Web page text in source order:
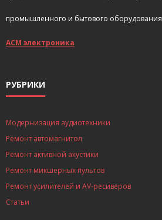
промышленного и бытового оборудования
АСМ электроника
РУБРИКИ
Модернизация аудиотехники
Ремонт автомагнитол
Ремонт активной акустики
Ремонт микшерных пультов
Ремонт усилителей и AV-ресиверов
Статьи